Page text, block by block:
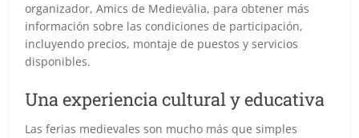
organizador, Amics de Medievàlia, para obtener más
información sobre las condiciones de participación,
incluyendo precios, montaje de puestos y servicios
disponibles.
Una experiencia cultural y educativa
Las ferias medievales son mucho más que simples